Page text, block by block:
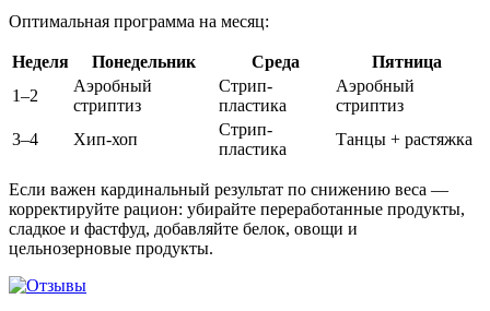
Оптимальная программа на месяц:
Неделя Понедельник Среда
Пятница
1–2
Аэробный
стриптиз
Стрип-
пластика
Аэробный
стриптиз
3–4
Хип-хоп
Стрип-
пластика
Танцы + растяжка
Если важен кардинальный результат по снижению веса —
корректируйте рацион: убирайте переработанные продукты,
сладкое и фастфуд, добавляйте белок, овощи и
цельнозерновые продукты.